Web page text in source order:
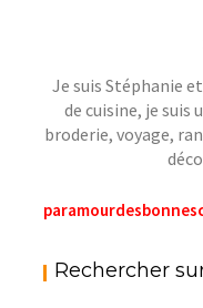
Je suis Stéphanie
de cuisine, je
broderie, voyage,
Rechercher